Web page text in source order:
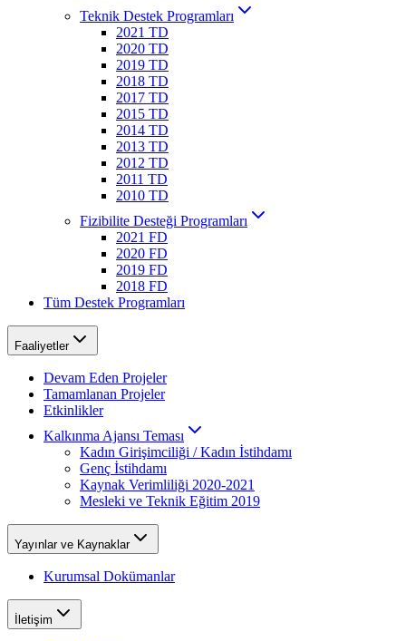
Teknik Destek Programları
2021 TD
2020 TD
2019 TD
2018 TD
2017 TD
2015 TD
2014 TD
2013 TD
2012 TD
2011 TD
2010 TD
Fizibilite Desteği Programları
2021 FD
2020 FD
2019 FD
2018 FD
Tüm Destek Programları
Faaliyetler
Devam Eden Projeler
Tamamlanan Projeler
Etkinlikler
Kalkınma Ajansı Teması
Kadın Girişimciliği / Kadın İstihdamı
Genç İstihdamı
Kaynak Verimliliği 2020-2021
Mesleki ve Teknik Eğitim 2019
Yayınlar ve Kaynaklar
Kurumsal Dokümanlar
İletişim